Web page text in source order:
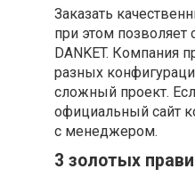
Заказать
при этом
DANKET. Компания
разных
сложный проект.
официальный сайт
с менеджером.
3 золотых